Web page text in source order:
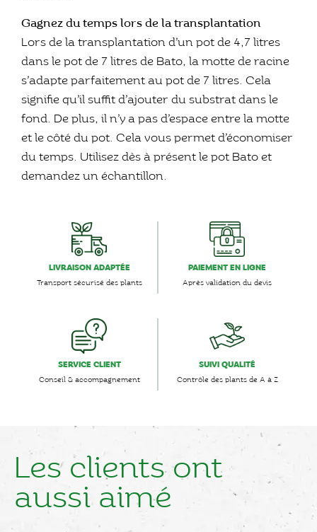
Gagnez du temps lors de la transplantation
Lors de la transplantation d’un pot de 4,7 litres
dans le pot de 7 litres de Bato, la motte de racine
s’adapte parfaitement au pot de 7 litres. Cela
signifie qu’il suffit d’ajouter du substrat dans le
fond. De plus, il n’y a pas d’espace entre la motte
et le côté du pot. Cela vous permet d’économiser
du temps. Utilisez dès à présent le pot Bato et
demandez un échantillon.
LIVRAISON ADAPTÉE
Transport sécurisé des plants
PAIEMENT EN LIGNE
Après validation du devis
SERVICE CLIENT
Conseil & accompagnement
SUIVI QUALITÉ
Contrôle des plants de A à Z
Les clients ont
aussi aimé